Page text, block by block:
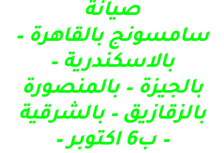
صيانة
سامسونج بالقاهرة –
بالاسكندرية –
بالجيزة – بالمنصورة
بالزقازيق – بالشرقية
– ب6 اكتوبر –